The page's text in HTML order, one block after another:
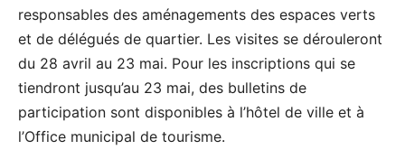
responsables des aménagements des espaces verts
et de délégués de quartier. Les visites se dérouleront
du 28 avril au 23 mai. Pour les inscriptions qui se
tiendront jusqu’au 23 mai, des bulletins de
participation sont disponibles à l’hôtel de ville et à
l’Office municipal de tourisme.